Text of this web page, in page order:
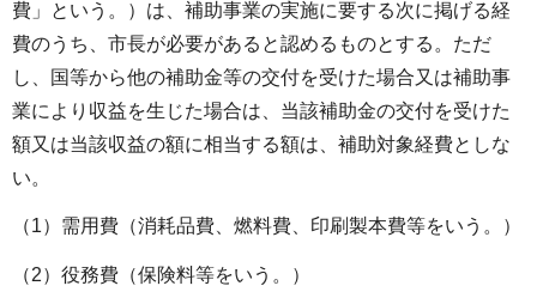
費」という。）は、補助事業の実施に要する次に掲げる経
費のうち、市長が必要があると認めるものとする。ただ
し、国等から他の補助金等の交付を受けた場合又は補助事
業により収益を生じた場合は、当該補助金の交付を受けた
額又は当該収益の額に相当する額は、補助対象経費としな
い。
（1）需用費（消耗品費、燃料費、印刷製本費等をいう。）
（2）役務費（保険料等をいう。）